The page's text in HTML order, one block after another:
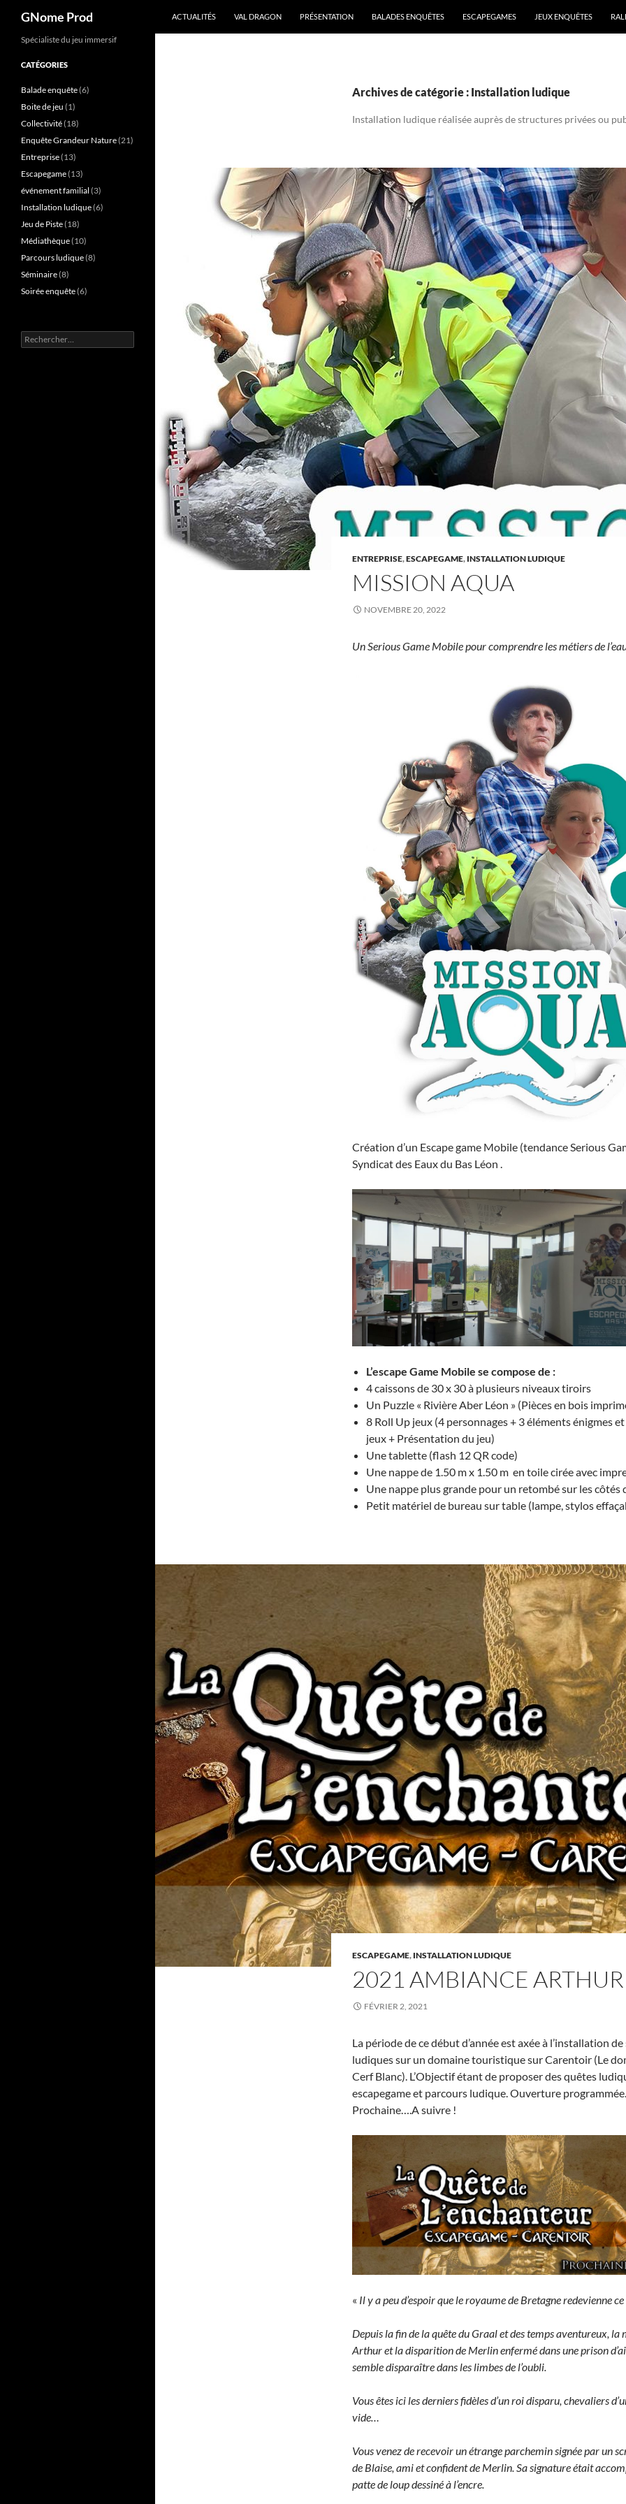
Aller
GNome Prod ACTUALITÉS VAL DRAGON PRÉSENTATION BALADES ENQUÊTES ESCAPEGAMES JEUX ENQUÊTES
Archives de catégorie : Installation ludique
Installation ludique réalisée auprès de structures privées ou
ENTREPRISE,ESCAPEGAME, INSTALLATION LUDIQUE
MISSION AQUA
NOVEMBRE 20, 2022
Un Serious Game Mobile pour comprendre les métiers de
Création d’un Escape game Mobile (tendance Serious
Syndicat des Eaux du Bas Léon .
L’escape Game Mobile se compose de :
4 caissons de 30 x 30 à plusieurs niveaux tiroirs
Un Puzzle « Rivière Aber Léon » (Pièces en bois
8 Roll Up jeux (4 personnages + 3 éléments énigmes
jeux + Présentation du jeu)
Une tablette (flash 12 QR code)
Une nappe de 1.50 m x 1.50 m en toile cirée avec
Une nappe plus grande pour un retombé sur les côtés
Petit matériel de bureau sur table (lampe, stylos
ESCAPEGAME, INSTALLATION LUDIQUE
2021 AMBIANCE
FÉVRIER 2, 2021
La période de ce début d’année est axée à l’installation
ludiques sur un domaine touristique sur Carentoir (Le
Cerf Blanc). L’Objectif étant de proposer des quêtes
escapegame et parcours ludique. Ouverture
Prochaine….A suivre !
« Il y a peu d’espoir que le royaume de Bretagne redevienne
Depuis la fin de la quête du Graal et des temps aventureux, la
Arthur et la disparition de Merlin enfermé dans une prison
semble disparaître dans les limbes de l’oubli.
Vous êtes ici les derniers fidèles d’un roi disparu, chevaliers
vide…
Vous venez de recevoir un étrange parchemin signée par un
de Blaise, ami et confident de Merlin. Sa signature était
patte de loup dessiné à l’encre.
Spécialiste du jeu immersif
CATÉGORIES
Balade enquête(6)
Boite de jeu (1)
Collectivité(18)
Enquête Grandeur Nature(21)
Entreprise(13)
Escapegame(13)
événement familial (3)
Installation ludique(6)
Jeu de Piste(18)
Médiathèque(10)
Parcours ludique(8)
Séminaire(8)
Soirée enquête(6)
Rechercher :